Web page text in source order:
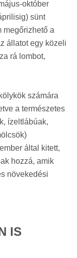
október
sünt
megőrizhető a
állatot egy közeli
rá lombot,
számára
a természetes
ízeltlábúak,
által kitett,
hozzá, amik
növekedési
IS